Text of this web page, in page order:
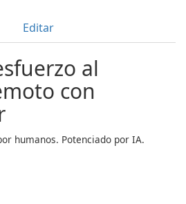
Editar
al
con
humanos. Potenciado por IA.